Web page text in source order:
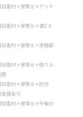
日香村 × 保育士 × アット
日香村 × 保育士 × 週2.3
日香村 × 保育士 × 家庭都
日香村 × 保育士 × 借り上
度
日香村 × 保育士 × 託児
支援あり
日香村 × 保育士 × 午後の